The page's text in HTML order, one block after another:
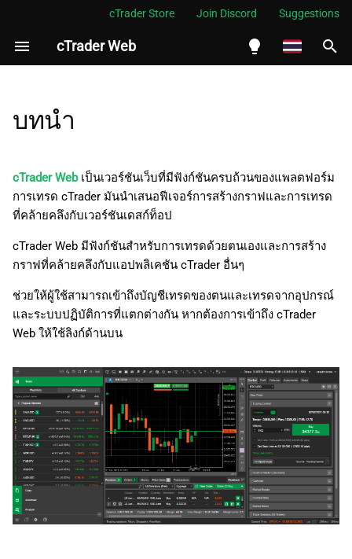
cTrader Store Join Discord Suggestions
cTrader Web
Indonesia
ไทย
한국어
日本語
Deutsch
Français
Italiano
Polski
Русский
กำ
ม
ต้
น
ร
น
ห
า
บทนำ
cTrader Webเป็นเวอร์ชันเว็บที่มีฟังก์ชันครบถ้วนของแพลตฟอร์ม
การเทรด cTrader มันนำเสนอฟีเจอร์การสร้างกราฟและการเทรด
ที่คล้ายคลึงกับเวอร์ชันเดสก์ท็อป
cTrader Web มีฟังก์ชันสำหรับการเทรดด้วยตนเองและการสร้าง
กราฟที่คล้ายคลึงกับแอปพลิเคชัน cTrader อื่นๆ
ช่วยให้ผู้ใช้สามารถเข้าถึงบัญชีเทรดของตนและเทรดจากอุปกรณ์
และระบบปฏิบัติการที่แตกต่างกัน หากต้องการเข้าถึง cTrader
Web ให้ใช้ลิงก์ด้านบน